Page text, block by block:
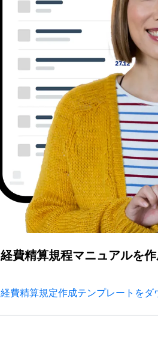
経費精算規程マニュアルを
経費精算規定作成テンプレートをダ